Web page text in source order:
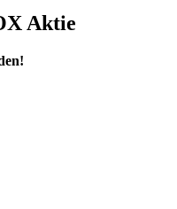
Aktie